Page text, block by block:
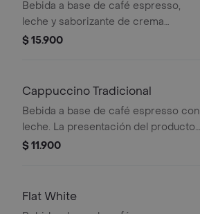
Bebida a base de café espresso,
leche y saborizante de crema
irlandesa. Este producto no tiene
minutos de haber sido preparado.
$ 15.900
Cappuccino Tradicional
Bebida a base de café espresso con
leche. La presentación del producto
puede variar significativamente tras 5
domicilio.
$ 11.900
Flat White